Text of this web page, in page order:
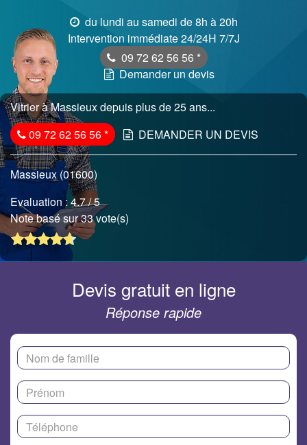
du lundi au samedi de 8h à 20h
Intervention immédiate 24/24H 7/7J
09 72 62 56 56 *
Demander un devis
Vitrier à Massieux depuis plus de 25 ans...
09 72 62 56 56* DEMANDER UN DEVIS
Massieux (01600)
Evaluation :4.7/ 5
Note basé sur 33 vote(s)
Devis gratuit en ligne
Réponse rapide